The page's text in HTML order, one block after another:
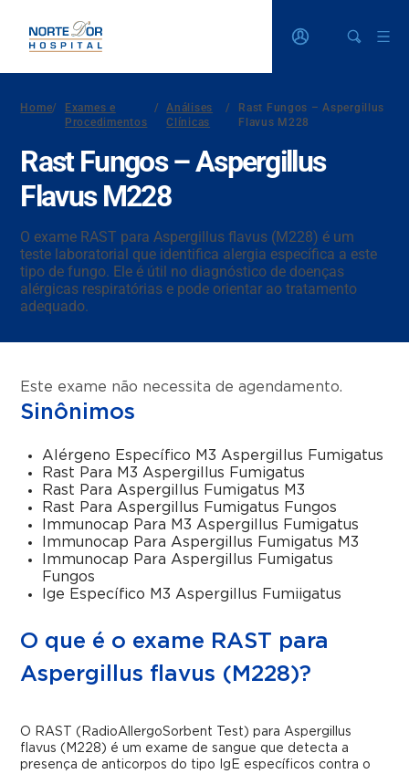
Home/
Exames e
Procedimentos
/
Análises
Clínicas
/
Rast Fungos – Aspergillus
Flavus M228
Rast Fungos – Aspergillus
Flavus M228
O exame RAST para Aspergillus flavus (M228) é um
teste laboratorial que identifica alergia específica a este
tipo de fungo. Ele é útil no diagnóstico de doenças
alérgicas respiratórias e pode orientar ao tratamento
adequado.
Este exame não necessita de agendamento.
Sinônimos
Alérgeno Específico M3 Aspergillus Fumigatus
Rast Para M3 Aspergillus Fumigatus
Rast Para Aspergillus Fumigatus M3
Rast Para Aspergillus Fumigatus Fungos
Immunocap Para M3 Aspergillus Fumigatus
Immunocap Para Aspergillus Fumigatus M3
Immunocap Para Aspergillus Fumigatus
Fungos
Ige Específico M3 Aspergillus Fumiigatus
O que é o exame RAST para
Aspergillus flavus (M228)?
O RAST (RadioAllergoSorbent Test) para Aspergillus
flavus (M228) é um exame de sangue que detecta a
presença de anticorpos do tipo IgE específicos contra o